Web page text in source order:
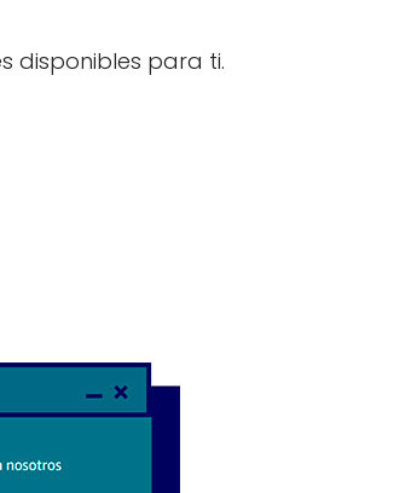
disponibles para ti.